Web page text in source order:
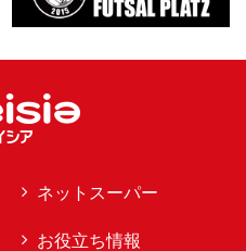
ネットスーパー
お役立ち情報